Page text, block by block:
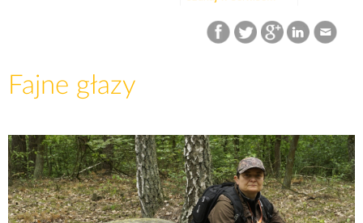
Aktualności Fajne głazy
Fajne głazy